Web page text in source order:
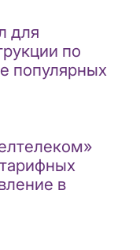
для
по
популярных
в